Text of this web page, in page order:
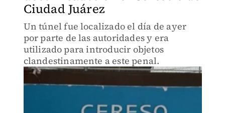
Ciudad Juárez
Un túnel fue localizado el día de ayer
por parte de las autoridades y era
utilizado para introducir objetos
clandestinamente a este penal.